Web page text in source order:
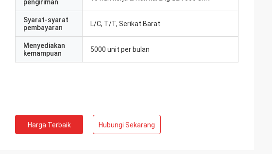
pengiriman
Syarat-syarat
pembayaran
L/C, T/T, Serikat Barat
Menyediakan
kemampuan
5000 unit per bulan
Harga Terbaik Hubungi Sekarang